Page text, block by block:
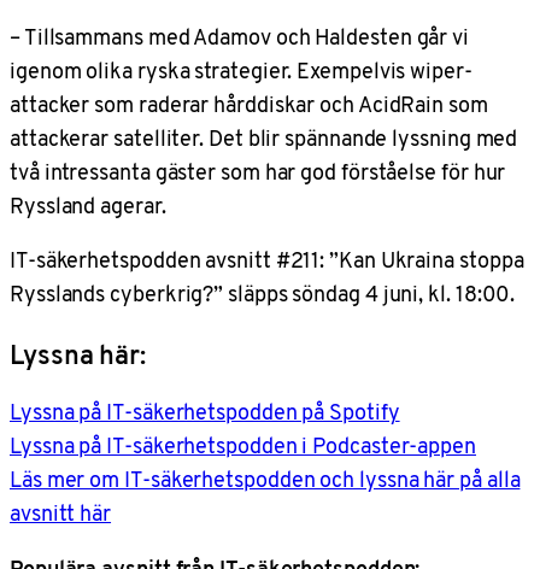
– Tillsammans med Adamov och Haldesten går vi
igenom olika ryska strategier. Exempelvis wiper-
attacker som raderar hårddiskar och AcidRain som
attackerar satelliter. Det blir spännande lyssning med
två intressanta gäster som har god förståelse för hur
Ryssland agerar.
IT-säkerhetspodden avsnitt #211: ”Kan Ukraina stoppa
Rysslands cyberkrig?” släpps söndag 4 juni, kl. 18:00.
Lyssna här:
Lyssna på IT-säkerhetspodden på Spotify
Lyssna på IT-säkerhetspodden i Podcaster-appen
Läs mer om IT-säkerhetspodden och lyssna här på alla
avsnitt här